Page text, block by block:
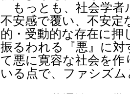
もっとも、社会学者
不安感で覆い、不安
的・受動的な存在に
振るわれる『悪』に
て悪に寛容な社会を
いる点で、ファシズ